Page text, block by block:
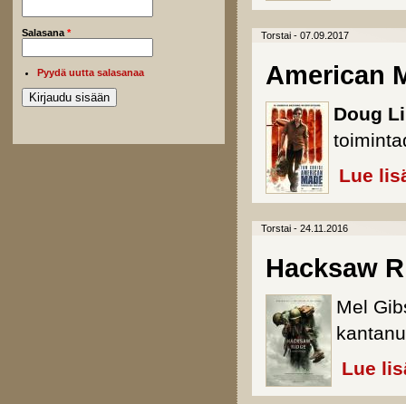
Salasana *
Pyydä uutta salasanaa
Torstai - 07.09.2017
American
Doug
Lue
Torstai - 24.11.2016
Hacksaw
Mel
Lue